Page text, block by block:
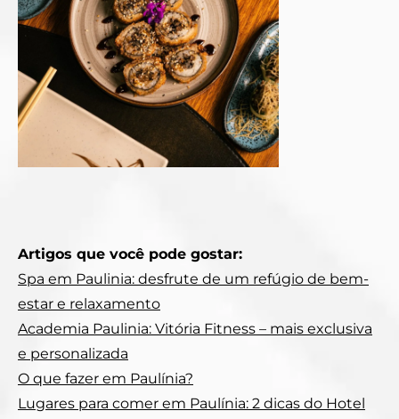
Artigos que você pode gostar:
Spa em Paulinia: desfrute de um refúgio de bem-
estar e relaxamento
Academia Paulinia: Vitória Fitness – mais exclusiva
e personalizada
O que fazer em Paulínia?
Lugares para comer em Paulínia: 2 dicas do Hotel